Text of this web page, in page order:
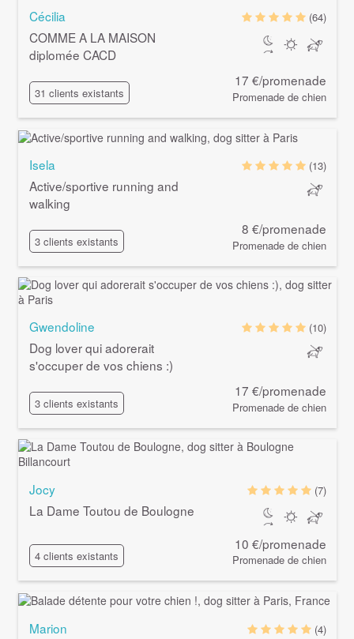
Cécilia
COMME A LA MAISON
diplomée CACD
31 clients existants
(64)
17 €/promenade
Promenade de chien
Isela
Active/sportive running and
walking
3 clients existants
(13)
8 €/promenade
Promenade de chien
Gwendoline
Dog lover qui adorerait
s'occuper de vos chiens :)
3 clients existants
(10)
17 €/promenade
Promenade de chien
Jocy
La Dame Toutou de Boulogne
4 clients existants
(7)
10 €/promenade
Promenade de chien
Marion
(4)